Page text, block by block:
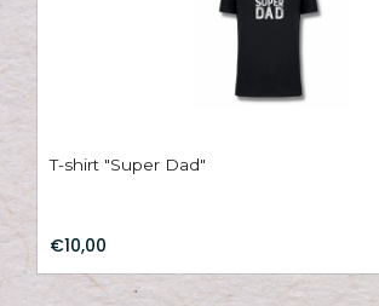
T-shirt "Super Dad"
€10,00